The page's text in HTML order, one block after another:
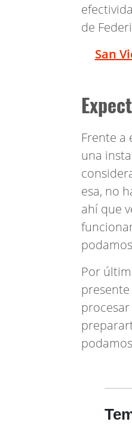
de
San
Frente a
una
esa, no
ahí que
Por